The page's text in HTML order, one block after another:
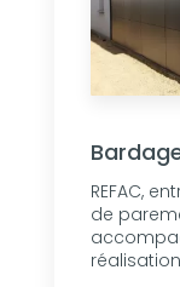
REFAC,
de